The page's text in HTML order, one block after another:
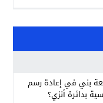
بني في إعادة رسم
بدائرة أنزي؟